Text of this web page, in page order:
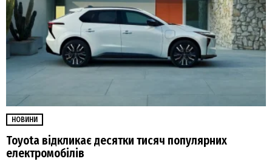
НОВИНИ
Toyota відкликає десятки тисяч популярних
електромобілів